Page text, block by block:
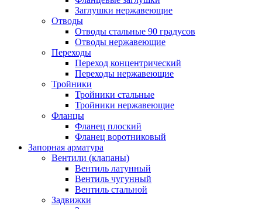
Заглушки нержавеющие
Отводы
Отводы стальные 90 градусов
Отводы нержавеющие
Переходы
Переход концентрический
Переходы нержавеющие
Тройники
Тройники стальные
Тройники нержавеющие
Фланцы
Фланец плоский
Фланец воротниковый
Запорная арматура
Вентили (клапаны)
Вентиль латунный
Вентиль чугунный
Вентиль стальной
Задвижки